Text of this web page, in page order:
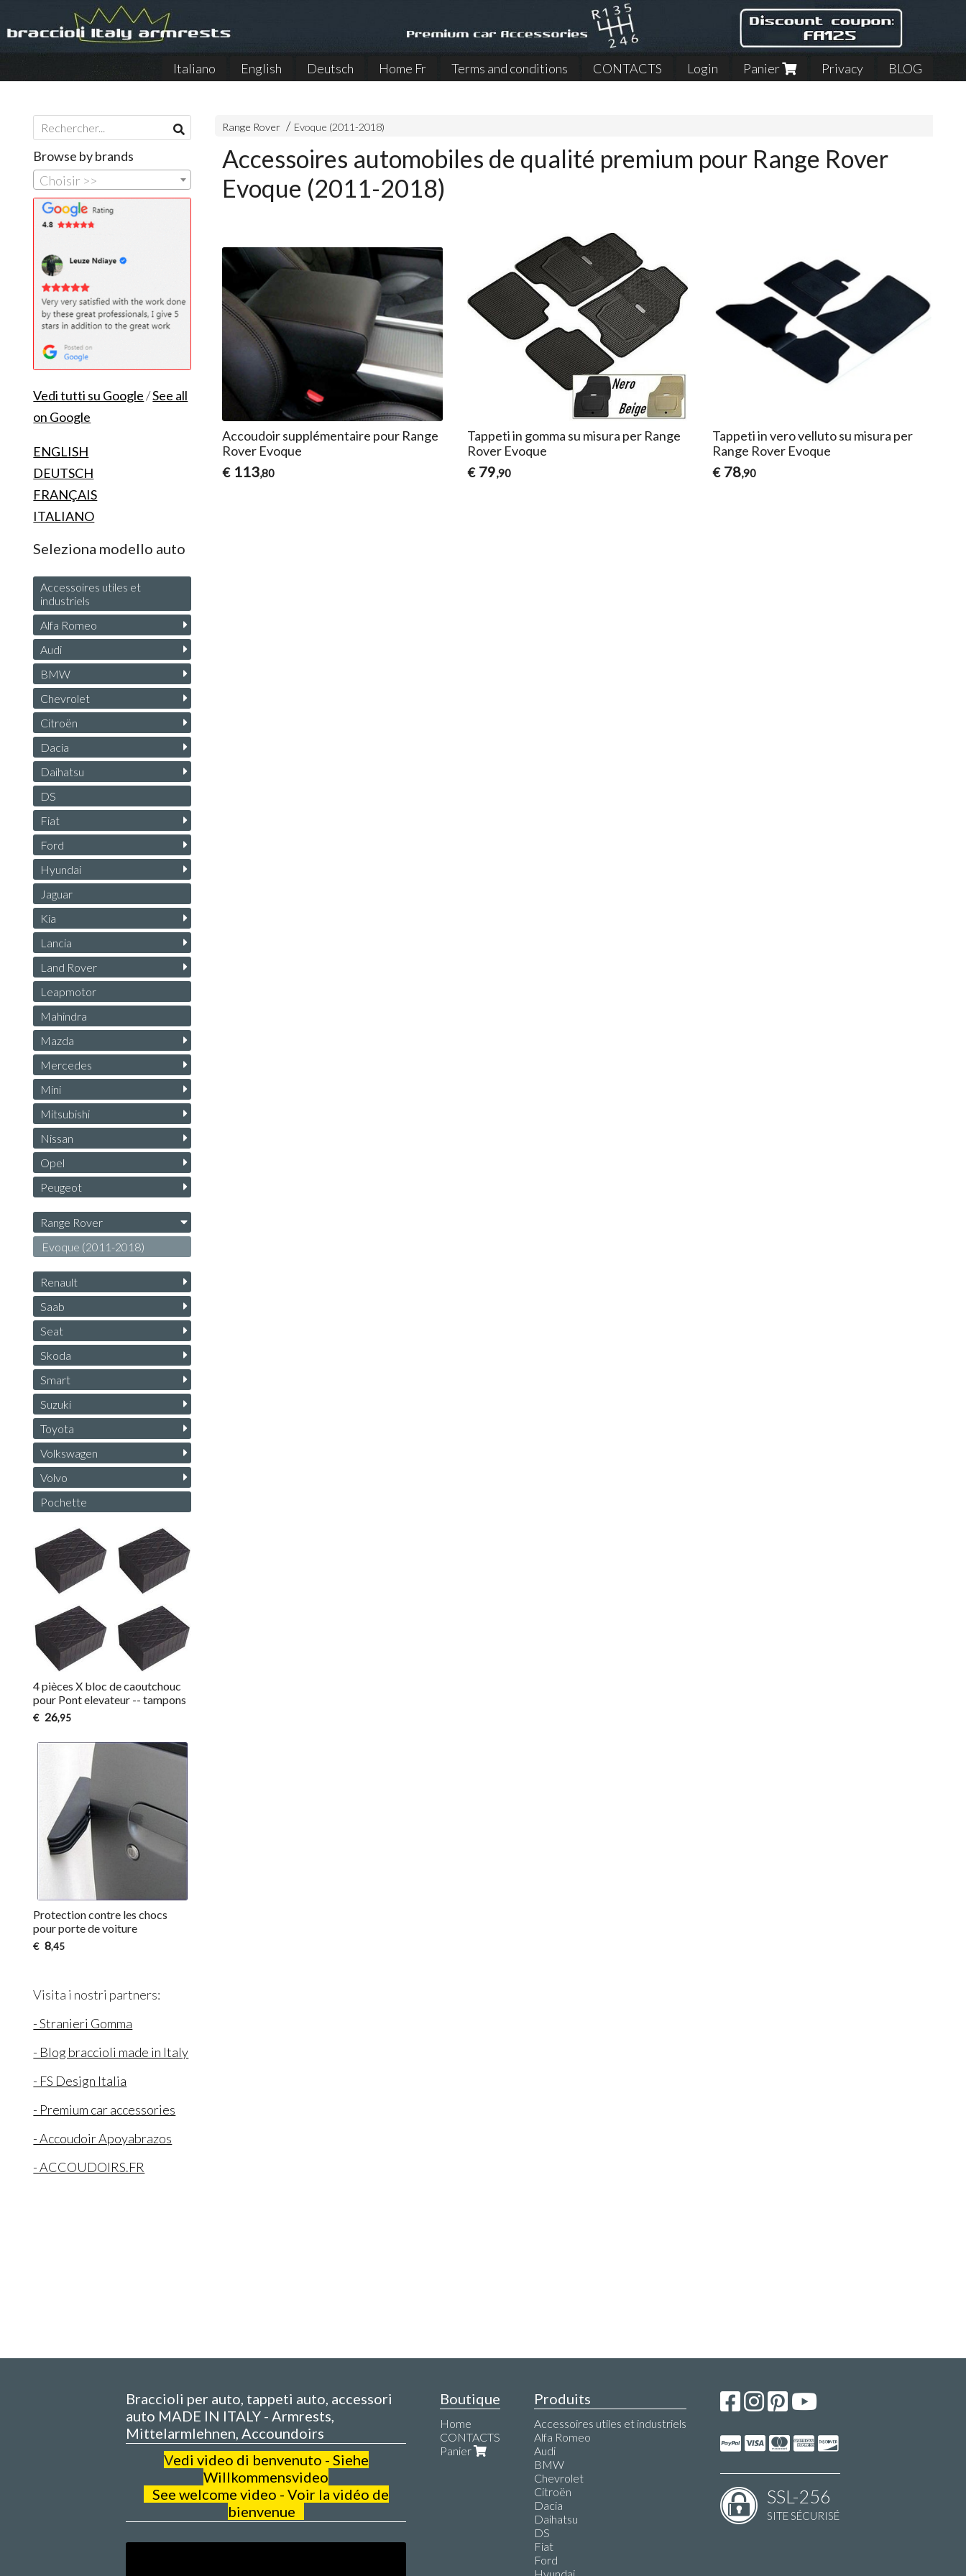
Italiano English Deutsch Home Fr Terms and conditions CONTACTS Login Panier Privacy BLOG
Range Rover Evoque (2011-2018)
Accessoires automobiles de qualité premium pour Range Rover
Evoque (2011-2018)
Accoudoir supplémentaire pour Range
Rover Evoque
€ 113,80
Tappeti in gomma su misura per Range
Rover Evoque
€ 79,90
Tappeti in vero velluto su misura per
Range Rover Evoque
€ 78,90
Browse by brands
Choisir >>
Vedi tutti su Google/See all
on Google
ENGLISH
DEUTSCH
FRANÇAIS
ITALIANO
Seleziona modello auto
Accessoires utiles et
industriels
Alfa Romeo
Audi
BMW
Chevrolet
Citroën
Dacia
Daihatsu
DS
Fiat
Ford
Hyundai
Jaguar
Kia
Lancia
Land Rover
Leapmotor
Mahindra
Mazda
Mercedes
Mini
Mitsubishi
Nissan
Opel
Peugeot
Range Rover
Evoque (2011-2018)
Renault
Saab
Seat
Skoda
Smart
Suzuki
Toyota
Volkswagen
Volvo
Pochette
4 pièces X bloc de caoutchouc
pour Pont elevateur -- tampons
€ 26,95
Protection contre les chocs
pour porte de voiture
€ 8,45
Visita i nostri partners:
- Stranieri Gomma
- Blog braccioli made in Italy
- FS Design Italia
- Premium car accessories
- Accoudoir Apoyabrazos
- ACCOUDOIRS.FR
Braccioli per auto, tappeti auto, accessori
auto MADE IN ITALY - Armrests,
Mittelarmlehnen, Accoundoirs
Vedi video di benvenuto - Siehe
Willkommensvideo
See welcome video - Voir la vidéo de
bienvenue
Boutique
Home
CONTACTS
Panier
Produits
Accessoires utiles et industriels
Alfa Romeo
Audi
BMW
Chevrolet
Citroën
Dacia
Daihatsu
DS
Fiat
Ford
SSL-256
SITE SÉCURISÉ